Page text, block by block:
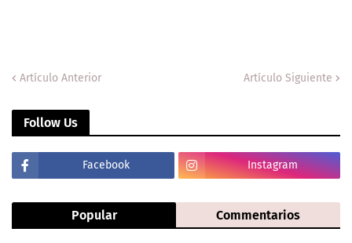
Artículo Anterior Artículo Siguiente
Follow Us
Facebook Instagram
Popular Commentarios